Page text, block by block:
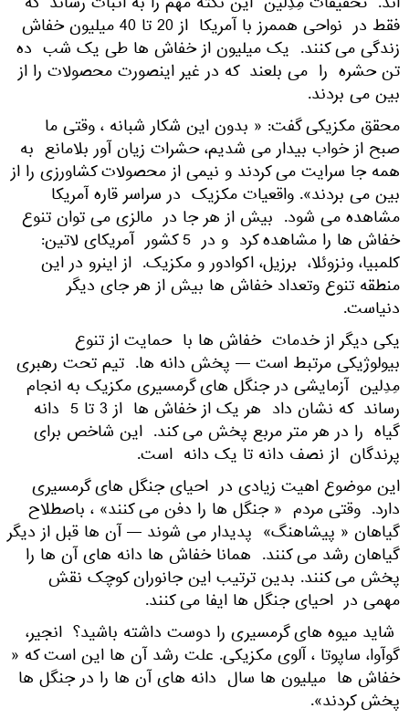
فقط در نواحی هممرز با آمریکا از 20 تا 40 میلیون خفاش
زندگی می کنند. یک میلیون از خفاش ها طی یک شب ده
تن حشره را می بلعند که در غیر اینصورت محصولات را از
بین می بردند.
محقق مکزیکی گفت: « بدون این شکار شبانه ، وقتی ما
صبح از خواب بیدار می شدیم، حشرات زیان آور بلامانع به
همه جا سرایت می کردند و نیمی از محصولات کشاورزی را از
بین می بردند». واقعیات مکزیک در سراسر قاره آمریکا
مشاهده می شود. بیش از هر جا در مالزی می توان تنوع
خفاش ها را مشاهده کرد و در 5 کشور آمریکای لاتین:
کلمبیا، ونزوئلا، برزیل، اکوادور و مکزیک. از اینرو در این
منطقه تنوع وتعداد خفاش ها بیش از هر جای دیگر
دنیاست.
یکی دیگر از خدمات خفاش ها با حمایت از تنوع
بیولوژیکی مرتبط است — پخش دانه ها. تیم تحت رهبری
مِدِلین آزمایشی در جنگل های گرمسیری مکزیک به انجام
رساند که نشان داد هر یک از خفاش ها از 3 تا 5 دانه
گیاه را در هر متر مربع پخش می کند. این شاخص برای
پرندگان از نصف دانه تا یک دانه است.
این موضوع اهیت زیادی در احیای جنگل های گرمسیری
دارد. وقتی مردم « جنگل ها را دفن می کنند» ، باصطلاح
گیاهان « پیشاهنگ» پدیدار می شوند — آن ها قبل از دیگر
گیاهان رشد می کنند. همانا خفاش ها دانه های آن ها را
پخش می کنند. بدین ترتیب این جانوران کوچک نقش
مهمی در احیای جنگل ها ایفا می کنند.
شاید میوه های گرمسیری را دوست داشته باشید؟ انجیر،
گوآوا، ساپوتا ، آلوی مکزیکی. علت رشد آن ها این است که «
خفاش ها میلیون ها سال دانه های آن ها را در جنگل ها
پخش کردند».